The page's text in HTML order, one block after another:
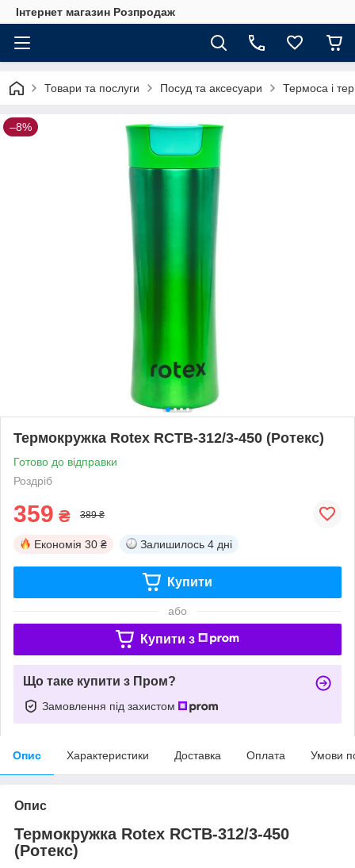
Інтернет магазин Розпродаж
Товари та послуги Посуд та аксесуари Термоса і
–8%
Термокружка Rotex RCTB-312/3-450 (Ротекс)
Готово до відправки
Роздріб
359 ₴ 389 ₴
Економія 30 ₴ Залишилось 4 дні
Купити
або
Купити з
Що таке купити з Пром?
Замовлення під захистом
Опис Характеристики Доставка Оплата Умови
Опис
Термокружка Rotex RCTB-312/3-450
(Ротекс)